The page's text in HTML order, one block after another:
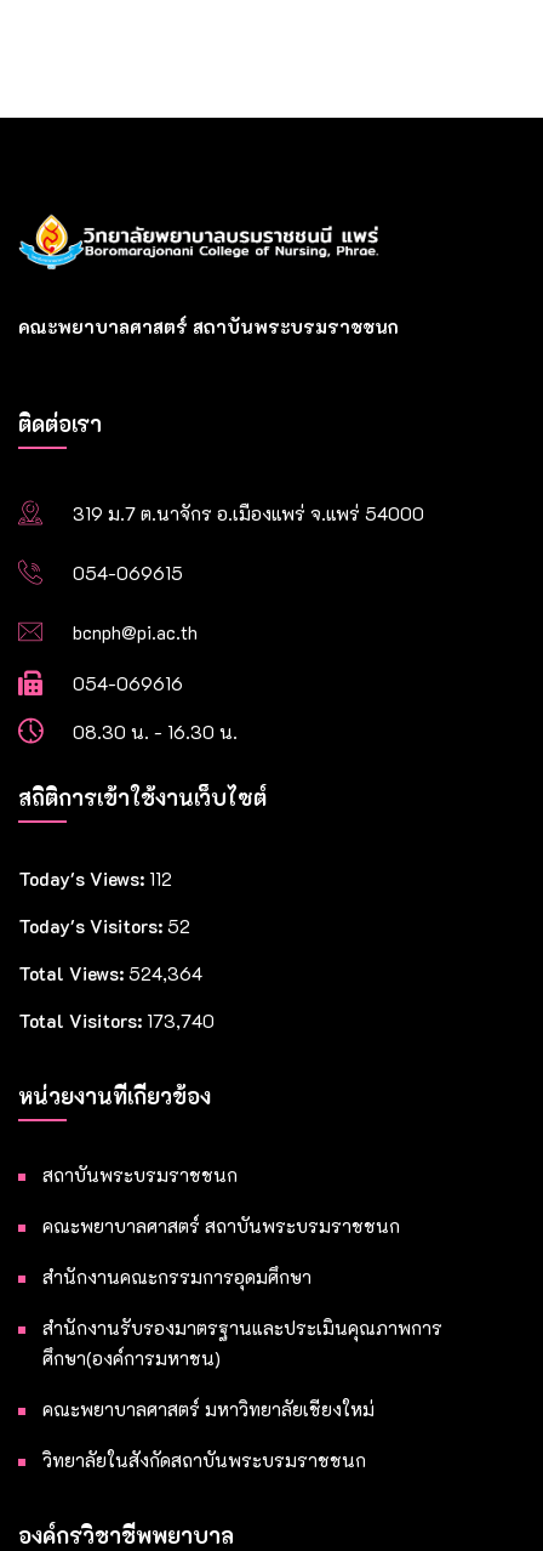
คณะพยาบาลศาสตร์ สถาบันพระบรมราชชนก
ติดต่อเรา
319 ม.7 ต.นาจักร อ.เมืองแพร่ จ.แพร่ 54000
054-069615
bcnph@pi.ac.th
054-069616
08.30 น. - 16.30 น.
สถิติการเข้าใช้งานเว็บไซต์
Today's Views: 112
Today's Visitors: 52
Total Views: 524,364
Total Visitors: 173,740
หน่วยงานที่เกี่ยวข้อง
สถาบันพระบรมราชชนก
คณะพยาบาลศาสตร์ สถาบันพระบรมราชชนก
สำนักงานคณะกรรมการอุดมศึกษา
สำนักงานรับรองมาตรฐานและประเมินคุณภาพการ
ศึกษา(องค์การมหาชน)
คณะพยาบาลศาสตร์ มหาวิทยาลัยเชียงใหม่
วิทยาลัยในสังกัดสถาบันพระบรมราชชนก
องค์กรวิชาชีพพยาบาล